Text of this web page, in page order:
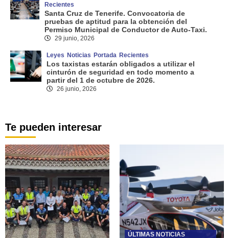
Recientes
Santa Cruz de Tenerife. Convocatoria de
pruebas de aptitud para la obtención del
Permiso Municipal de Conductor de Auto-Taxi.
29 junio, 2026
Leyes Noticias Portada Recientes
Los taxistas estarán obligados a utilizar el
cinturón de seguridad en todo momento a
partir del 1 de octubre de 2026.
26 junio, 2026
Te pueden interesar
ÚLTIMAS NOTICIAS